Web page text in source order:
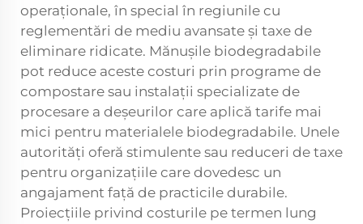
operaționale, în special în regiunile cu
reglementări de mediu avansate și taxe de
eliminare ridicate. Mănușile biodegradabile
pot reduce aceste costuri prin programe de
compostare sau instalații specializate de
procesare a deșeurilor care aplică tarife mai
mici pentru materialele biodegradabile. Unele
autorități oferă stimulente sau reduceri de taxe
pentru organizațiile care dovedesc un
angajament față de practicile durabile.
Proiecțiile privind costurile pe termen lung